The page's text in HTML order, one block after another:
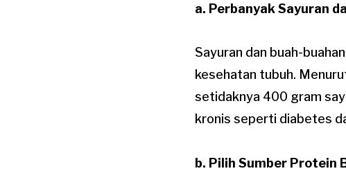
a. Perbanyak Sayuran
Sayuran dan buah-
kesehatan tubuh.
setidaknya 400 gram
kronis seperti diabetes
b. Pilih Sumber Protein